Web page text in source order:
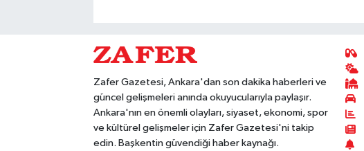
Zafer Gazetesi, Ankara'dan son dakika haberleri ve
güncel gelişmeleri anında okuyucularıyla paylaşır.
Ankara'nın en önemli olayları, siyaset, ekonomi, spor
ve kültürel gelişmeler için Zafer Gazetesi'ni takip
edin. Başkentin güvendiği haber kaynağı.